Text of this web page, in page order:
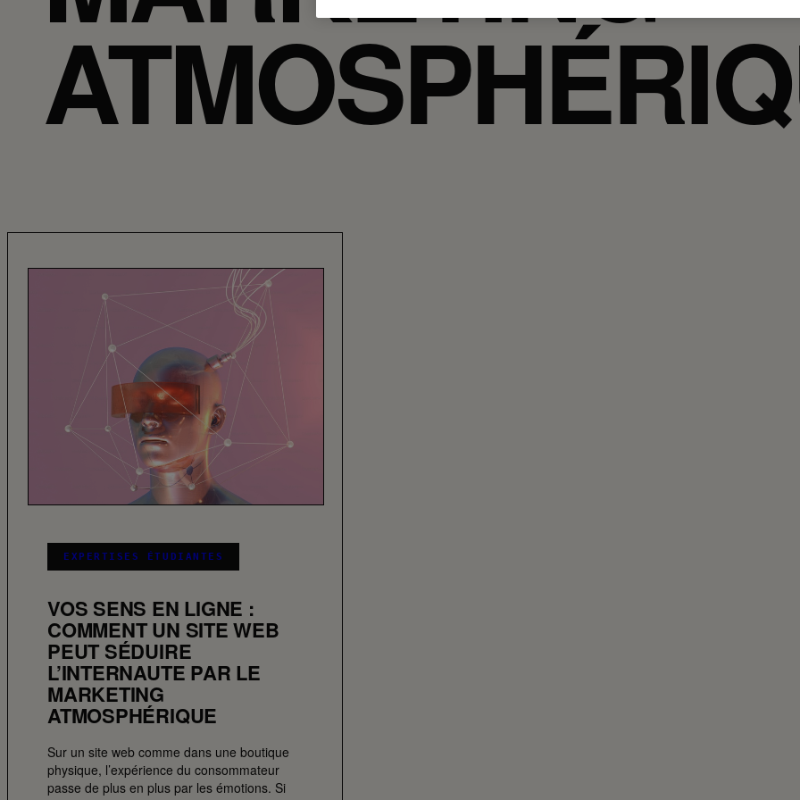
EXPERTISES ÉTUDIANTES
VOS SENS EN LIGNE :
COMMENT UN SITE WEB
PEUT SÉDUIRE
L’INTERNAUTE PAR LE
MARKETING
ATMOSPHÉRIQUE
Sur un site web comme dans une boutique
physique, l’expérience du consommateur
passe de plus en plus par les émotions. Si